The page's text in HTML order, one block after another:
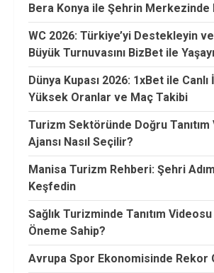
Bera Konya ile Şehrin Merkezinde
WC 2026: Türkiye’yi Destekleyin
Büyük Turnuvasını BizBet ile
Dünya Kupası 2026: 1xBet ile
Yüksek Oranlar ve Maç Takibi
Turizm Sektöründe Doğru Tanıtım
Ajansı Nasıl Seçilir?
Manisa Turizm Rehberi: Şehri
Keşfedin
Sağlık Turizminde Tanıtım
Öneme Sahip?
Avrupa Spor Ekonomisinde Rekor